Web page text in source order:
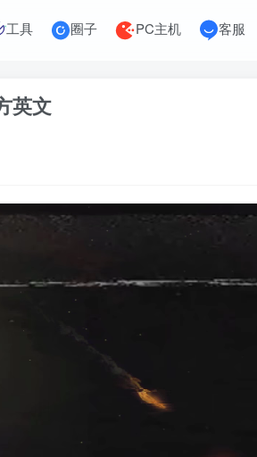
工具 圈子 PC主机 客服
英文